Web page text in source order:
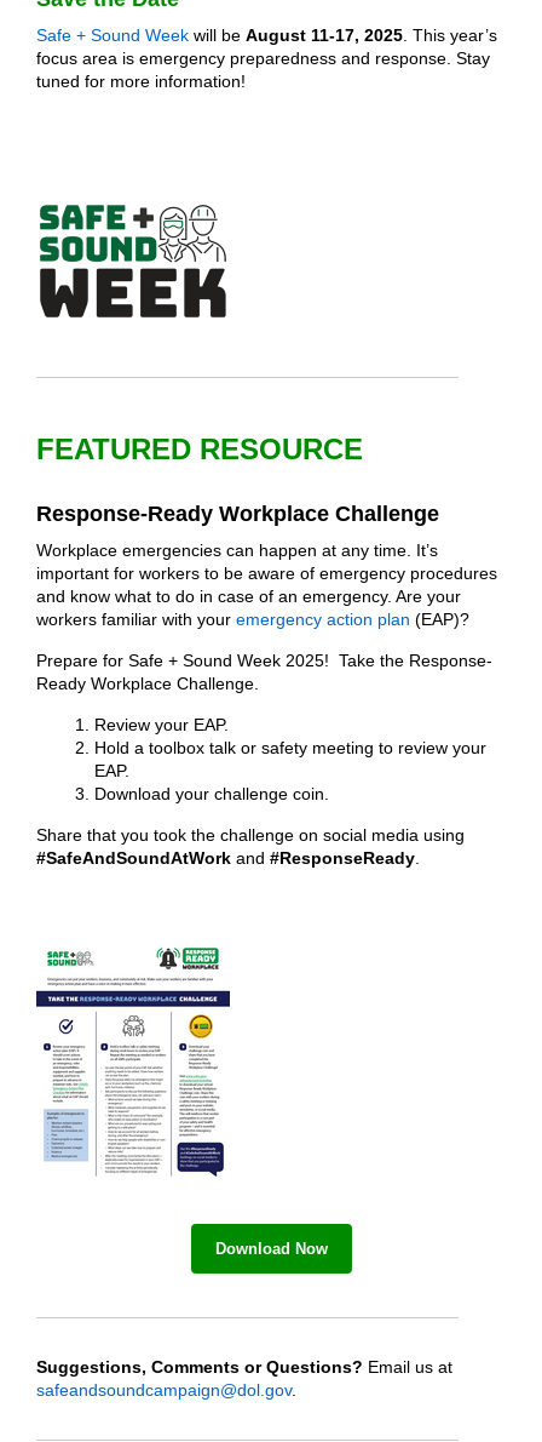
Safe + Sound Week will be August 11-17, 2025 . This year’s
focus area is emergency preparedness and response. Stay
tuned for more information!
FEATURED RESOURCE
Response-Ready Workplace Challenge
Workplace emergencies can happen at any time. It’s
important for workers to be aware of emergency procedures
and know what to do in case of an emergency. Are your
workers familiar with your emergency action plan (EAP)?
Prepare for Safe + Sound Week 2025! Take the Response-
Ready Workplace Challenge.
Review your EAP.
Hold a toolbox talk or safety meeting to review your
EAP.
Download your challenge coin.
Share that you took the challenge on social media using
#SafeAndSoundAtWork and #ResponseReady
Download Now
Suggestions, Comments or Questions? Email us at
safeandsoundcampaign@dol.gov.